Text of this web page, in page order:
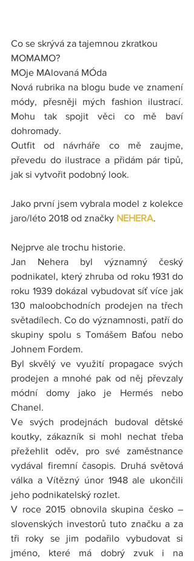
Co se skrývá za tajemnou zkratkou
MOMAMO?
MOje MAlovaná MÓda
Nová rubrika na blogu bude ve znamení
módy, přesněji mých fashion ilustrací.
Mohu tak spojit věci co mě baví
dohromady.
Outfit od návrháře co mě zaujme,
převedu do ilustrace a přidám pár tipů,
jak si vytvořit podobný look.
Jako první jsem vybrala model z kolekce
jaro/léto 2018 od značky NEHERA.
Nejprve ale trochu historie.
Jan Nehera byl významný český
podnikatel, který zhruba od roku 1931 do
roku 1939 dokázal vybudovat síť více jak
130 maloobchodních prodejen na třech
světadílech. Co do významnosti, patří do
skupiny spolu s Tomášem Baťou nebo
Johnem Fordem.
Byl skvělý ve využití propagace svých
prodejen a mnohé pak od něj převzaly
módní domy jako je Hermés nebo
Chanel.
Ve svých prodejnách budoval dětské
koutky, zákazník si mohl nechat třeba
přežehlit oděv, pro své zaměstnance
vydával firemní časopis. Druhá světová
válka a Vítězný únor 1948 ale ukončili
jeho podnikatelský rozlet.
V roce 2015 obnovila skupina česko –
slovenských investorů tuto značku a za
tři roky se jim podařilo vybudovat si
jméno, které má dobrý zvuk i na